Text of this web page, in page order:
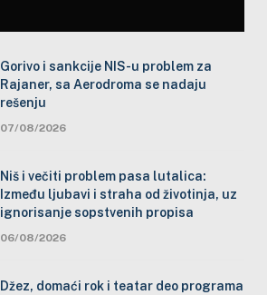
Gorivo i sankcije NIS-u problem za
Rajaner, sa Aerodroma se nadaju
rešenju
07/08/2026
Niš i večiti problem pasa lutalica:
Između ljubavi i straha od životinja, uz
ignorisanje sopstvenih propisa
06/08/2026
Džez, domaći rok i teatar deo programa